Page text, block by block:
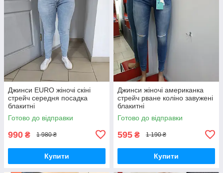
Джинси EURO жіночі скіні
стрейч середня посадка
блакитні
Готово до відправки
990 ₴ 1 980 ₴
Купити
Джинси жіночі американка
стрейч рване коліно завужені
блакитні
Готово до відправки
595 ₴ 1 190 ₴
Купити